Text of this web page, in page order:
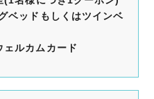
ベッドもしくはツインベ
ェルカムカード